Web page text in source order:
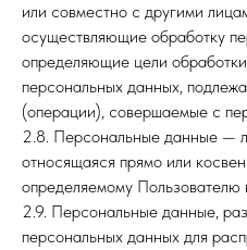
или совместно с другими
осуществляющие обработку
определяющие цели
персональных данных,
(операции), совершаемые с
2.8. Персональные данные —
относящаяся прямо или
определяемому
2.9. Персональные данные,
персональных данных для